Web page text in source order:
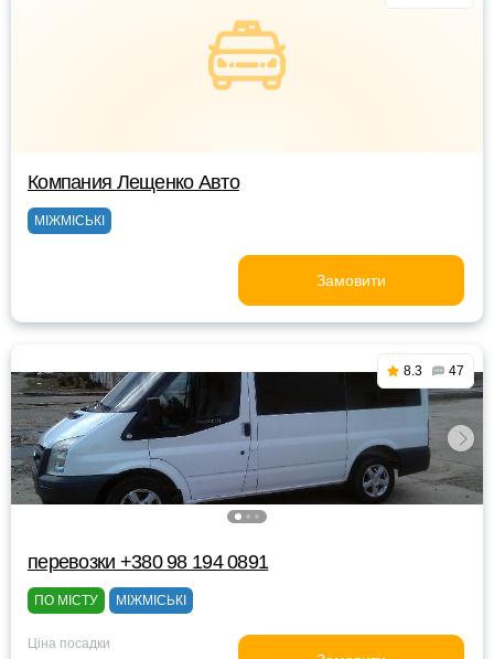
Компания Лещенко Авто
МІЖМІСЬКІ
Замовити
8.3 47
перевозки +380 98 194 0891
ПО МІСТУ МІЖМІСЬКІ
Ціна посадки